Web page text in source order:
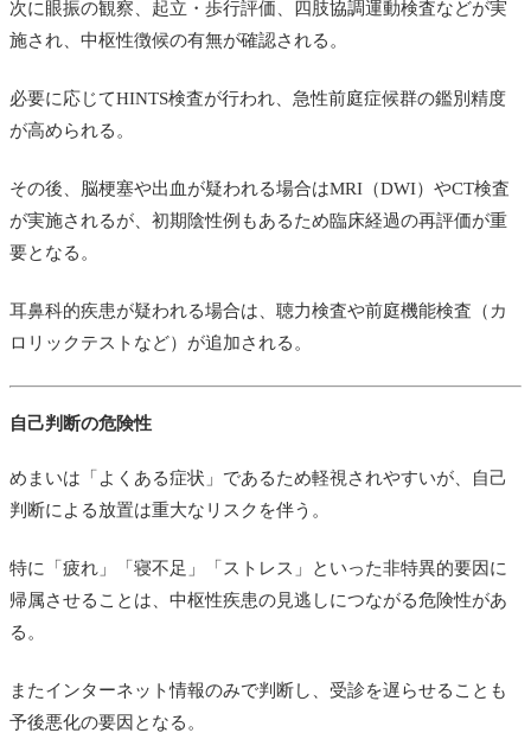
次に眼振の観察、起立・歩行評価、四肢協調運動検査などが実
施され、中枢性徴候の有無が確認される。
必要に応じてHINTS検査が行われ、急性前庭症候群の鑑別精度
が高められる。
その後、脳梗塞や出血が疑われる場合はMRI（DWI）やCT検査
が実施されるが、初期陰性例もあるため臨床経過の再評価が重
要となる。
耳鼻科的疾患が疑われる場合は、聴力検査や前庭機能検査（カ
ロリックテストなど）が追加される。
自己判断の危険性
めまいは「よくある症状」であるため軽視されやすいが、自己
判断による放置は重大なリスクを伴う。
特に「疲れ」「寝不足」「ストレス」といった非特異的要因に
帰属させることは、中枢性疾患の見逃しにつながる危険性があ
る。
またインターネット情報のみで判断し、受診を遅らせることも
予後悪化の要因となる。